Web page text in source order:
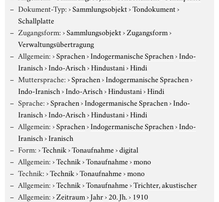
Dokument-Typ:›Sammlungsobjekt›Tondokument›
Schallplatte
Zugangsform:›Sammlungsobjekt›Zugangsform›
Verwaltungsübertragung
Allgemein:›Sprachen›Indogermanische Sprachen›Indo-
Iranisch›Indo-Arisch›Hindustani›Hindi
Muttersprache:›Sprachen›Indogermanische Sprachen›
Indo-Iranisch›Indo-Arisch›Hindustani›Hindi
Sprache:›Sprachen›Indogermanische Sprachen›Indo-
Iranisch›Indo-Arisch›Hindustani›Hindi
Allgemein:›Sprachen›Indogermanische Sprachen›Indo-
Iranisch›Iranisch
Form:›Technik›Tonaufnahme›digital
Allgemein:›Technik›Tonaufnahme›mono
Technik:›Technik›Tonaufnahme›mono
Allgemein:›Technik›Tonaufnahme›Trichter, akustischer
Allgemein:›Zeitraum›Jahr›20. Jh.› 1910